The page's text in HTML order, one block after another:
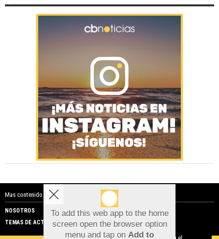
Mas contenido de Costa Blanca Noticias:
NOSOTROS
PUBLICIDAD
TEMAS DE ACTUALIDAD
To add this web app to the home
screen open the browser option
menu and tap on Add to
Aviso sobre el Uso de cookies: